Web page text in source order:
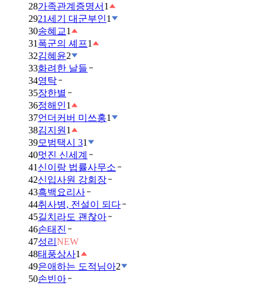
28가족관계증명서 1
2921세기 대군부인1
30송혜교1
31 폭군의 셰프1
32김혜윤2
33화려한 날들
34영탁
35장한별
36정해인1
37언더커버 미쓰홍1
38김지원 1
39모범택시 31
40멋진 신세계
41 신이랑 법률사무소
42신입사원 강회장
43흑백요리사
44취사병, 전설이 되다
45길치라도 괜찮아
46손태진
47성리 NEW
48태풍상사1
49은애하는 도적님아2
50손빈아